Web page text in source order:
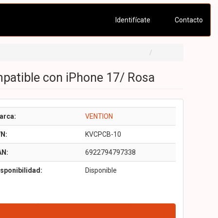
Identifícate Contacto
con iPhone 17/ Rosa
VENTION
KVCPCB-10
6922794797338
Disponible